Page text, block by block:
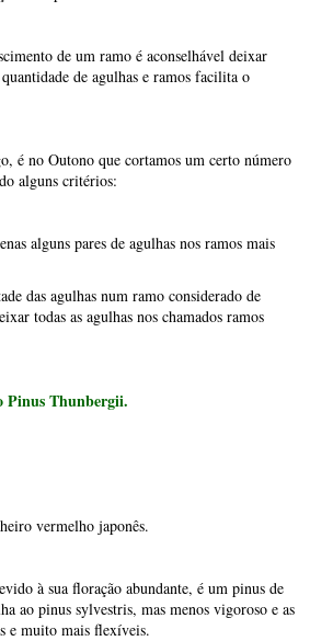
de um ramo é aconselhável deixar
de agulhas e ramos facilita o
é no Outono que cortamos um certo número
alguns critérios:
alguns pares de agulhas nos ramos mais
das agulhas num ramo considerado de
todas as agulhas nos chamados ramos
Pinus Thunbergii.
vermelho japonês.
à sua floração abundante, é um pinus de
ao pinus sylvestris, mas menos vigoroso e as
e muito mais flexíveis.